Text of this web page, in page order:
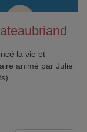
la vie et
animé par Julie